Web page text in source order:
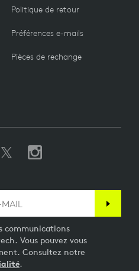
Politique de retour
Préférences e-mails
Pièces de rechange
communications
Vous pouvez vous
Consultez notre
.